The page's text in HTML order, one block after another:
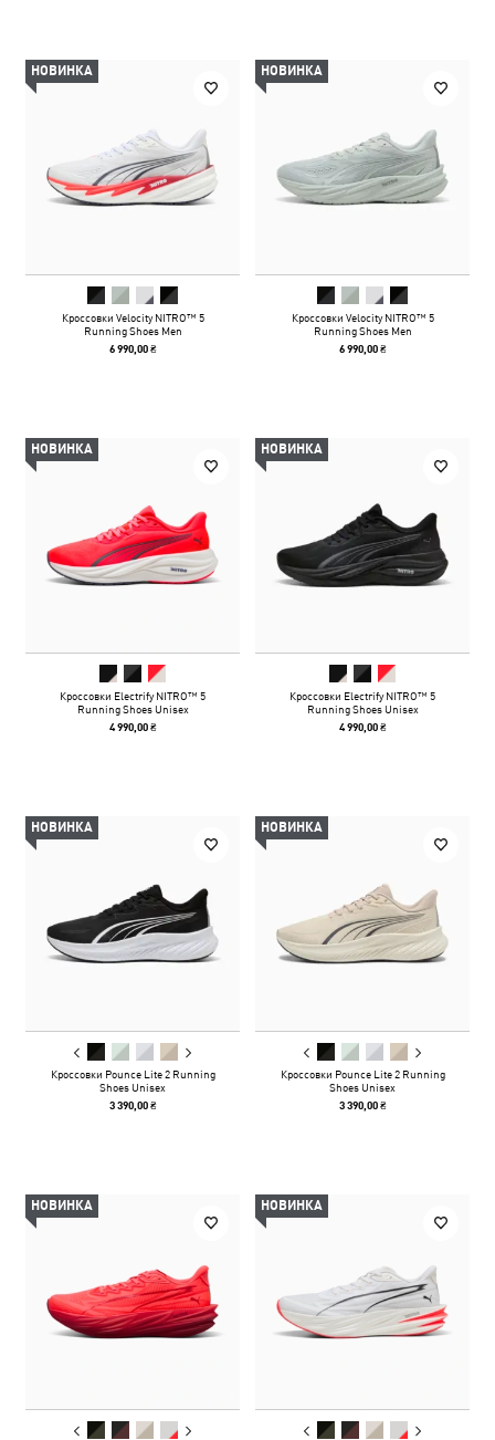
НОВИНКА
Кроссовки Velocity NITRO™ 5
Running Shoes Men
6 990,00 ₴
НОВИНКА
Кроссовки Velocity NITRO™ 5
Running Shoes Men
6 990,00 ₴
НОВИНКА
Кроссовки Electrify NITRO™ 5
Running Shoes Unisex
4 990,00 ₴
НОВИНКА
Кроссовки Electrify NITRO™ 5
Running Shoes Unisex
4 990,00 ₴
НОВИНКА
Кроссовки Pounce Lite 2 Running
Shoes Unisex
3 390,00 ₴
НОВИНКА
Кроссовки Pounce Lite 2 Running
Shoes Unisex
3 390,00 ₴
НОВИНКА НОВИНКА